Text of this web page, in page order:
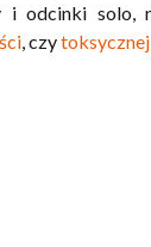
i odcinki solo,
, czy